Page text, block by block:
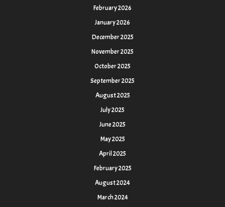
February 2026
January 2026
December 2025
November 2025
October 2025
September 2025
August 2025
July 2025
June 2025
May 2025
April 2025
February 2025
August 2024
March 2024